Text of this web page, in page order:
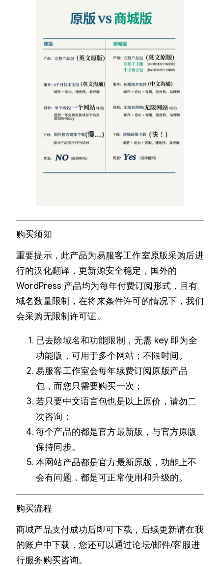
购买须知
重要提示，此产品为易服客工作室原版采购后进
行的汉化翻译，更新源安全稳定，国外的
WordPress 产品均为每年付费订阅形式，且有
域名数量限制，在将来条件许可的情况下，我们
会采购无限制许可证。
已去除域名和功能限制，无需 key 即为全
功能版，可用于多个网站；不限时间。
易服客工作室会每年续费订阅原版产品
包，而您只需要购买一次；
若只要中文语言包也是以上原价，请勿二
次咨询；
每个产品的都是官方最新版，与官方原版
保持同步。
本网站产品都是官方最新原版，功能上不
会有问题，都是可正常使用和升级的。
购买流程
商城产品支付成功后即可下载，后续更新请在我
的账户中下载，您还可以通过论坛/邮件/客服进
行服务购买咨询。